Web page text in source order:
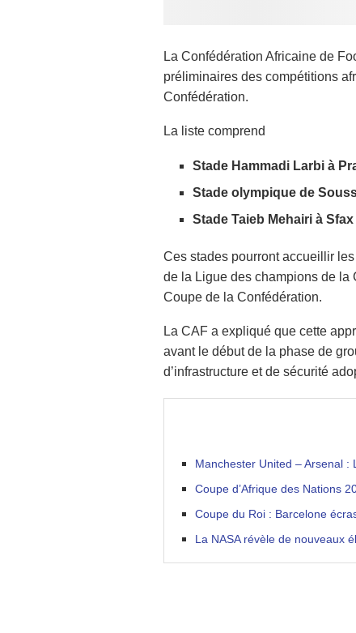
La Confédération Africaine de
préliminaires des compétitions
Confédération.
La liste comprend
Stade Hammadi Larbi à
Stade olympique de
Stade Taieb Mehairi à Sfax
Ces stades pourront accueillir
de la Ligue des champions de la
Coupe de la Confédération.
La CAF a expliqué que cette
avant le début de la phase de
d’infrastructure et de sécurité
Manchester United – Arsenal :
Coupe d’Afrique des Nations
Coupe du Roi : Barcelone
La NASA révèle de nouveaux